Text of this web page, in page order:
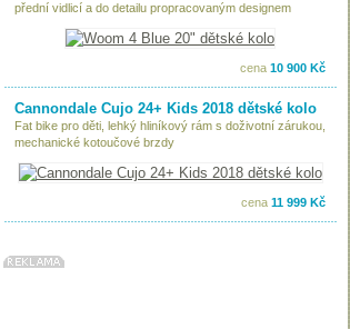
přední vidlicí a do detailu propracovaným designem
cena 10 900 Kč
Cannondale Cujo 24+ Kids 2018 dětské kolo
Fat bike pro děti, lehký hliníkový rám s doživotní zárukou,
mechanické kotoučové brzdy
cena 11 999 Kč